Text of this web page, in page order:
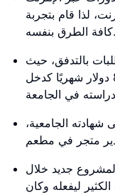
لذا قام بتجربة
كافة الطرق بنفسه.
بالتدفق، حيث
كان يحصل على ما بين 5 إلى 800 دولار شهريًا كدخل
الجامعية،
لمشروع جديد خلال
ليفعله وكان